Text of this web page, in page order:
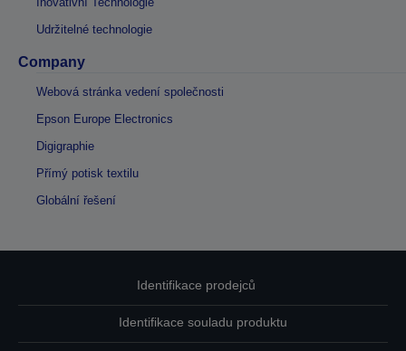
Udržitelné technologie
Company
Webová stránka vedení společnosti
Epson Europe Electronics
Digigraphie
Přímý potisk textilu
Globální řešení
Identifikace prodejců
Identifikace souladu produktu